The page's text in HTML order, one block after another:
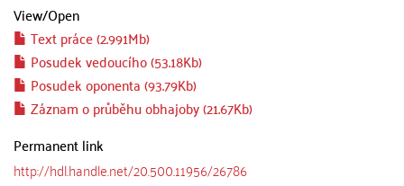
View/Open
Text práce (2.991Mb)
Posudek vedoucího (53.18Kb)
Posudek oponenta (93.79Kb)
Záznam o průběhu obhajoby (21.67Kb)
Permanent link
http://hdl.handle.net/20.500.11956/26786